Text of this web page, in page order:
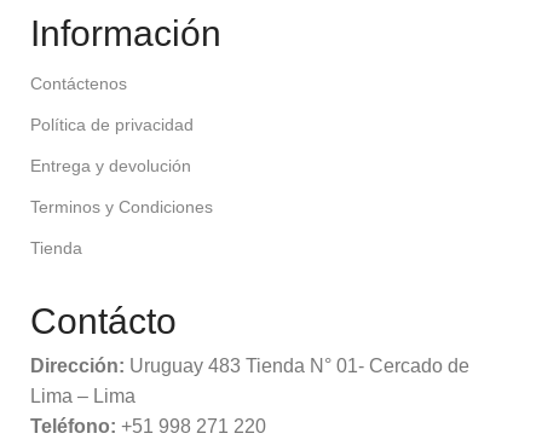
Información
Contáctenos
Política de privacidad
Entrega y devolución
Terminos y Condiciones
Tienda
Contácto
Dirección: Uruguay 483 Tienda N° 01- Cercado de
Lima – Lima
Teléfono: +51 998 271 220